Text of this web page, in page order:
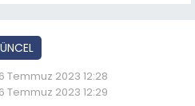
Temmuz 2023 12:28
Temmuz 2023 12:29